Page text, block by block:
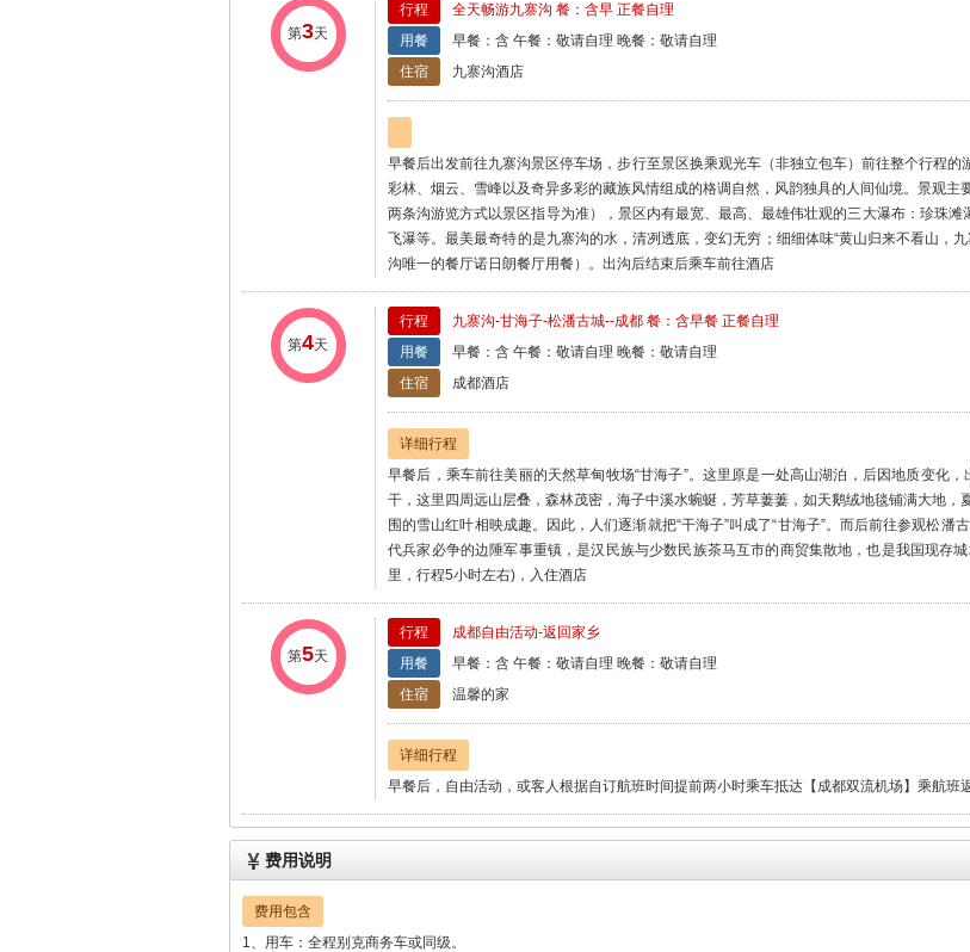
第3天
行程
全天畅游九寨沟 餐：含早 正餐自理
用餐
早餐：含 午餐：敬请自理 晚餐：敬请自理
住宿
九寨沟酒店
早餐后出发前往九寨沟景区停车场，步行至景区换乘观光车（非独立包车）前往整个行程的
彩林、烟云、雪峰以及奇异多彩的藏族风情组成的格调自然，风韵独具的人间仙境。景观
两条沟游览方式以景区指导为准），景区内有最宽、最高、最雄伟壮观的三大瀑布：珍珠
飞瀑等。最美最奇特的是九寨沟的水，清冽透底，变幻无穷；细细体味“黄山归来不看山，
沟唯一的餐厅诺日朗餐厅用餐）。出沟后结束后乘车前往酒店
第4天
行程
九寨沟-甘海子-松潘古城--成都 餐：含早餐 正餐自理
用餐
早餐：含 午餐：敬请自理 晚餐：敬请自理
住宿
成都酒店
详细行程
早餐后，乘车前往美丽的天然草甸牧场“甘海子”。这里原是一处高山湖泊，后因地质变化
干，这里四周远山层叠，森林茂密，海子中溪水蜿蜒，芳草萋萋，如天鹅绒地毯铺满大地
围的雪山红叶相映成趣。因此，人们逐渐就把“干海子”叫成了“甘海子”。而后前往参观松
代兵家必争的边陲军事重镇，是汉民族与少数民族茶马互市的商贸集散地，也是我国现存
里，行程5小时左右)，入住酒店
第5天
行程
成都自由活动-返回家乡
用餐
早餐：含 午餐：敬请自理 晚餐：敬请自理
住宿
温馨的家
详细行程
早餐后，自由活动，或客人根据自订航班时间提前两小时乘车抵达【成都双流机场】乘航班
费用说明
费用包含
1、用车：全程别克商务车或同级。